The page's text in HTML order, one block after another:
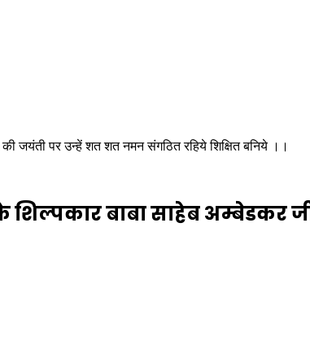
जयंती पर उन्हें शत शत नमन संगठित रहिये शिक्षित बनिये ।।
बाबा साहेब अम्बेडकर